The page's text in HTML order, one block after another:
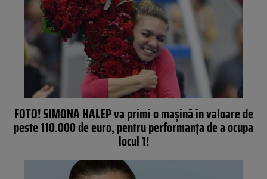
FOTO! SIMONA HALEP va primi o maşină în valoare de
peste 110.000 de euro, pentru performanţa de a ocupa
locul 1!